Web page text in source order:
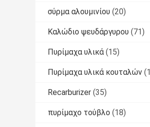
σύρμα αλουμινίου (20)
Καλώδιο ψευδάργυρου (71)
Πυρίμαχα υλικά (15)
Πυρίμαχα υλικά κουταλών
Recarburizer (35)
πυρίμαχο τούβλο (18)